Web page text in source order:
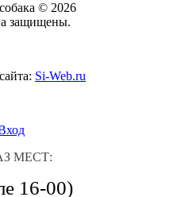
© 2026
защищены.
Si-Web.ru
МЕСТ:
16-00)